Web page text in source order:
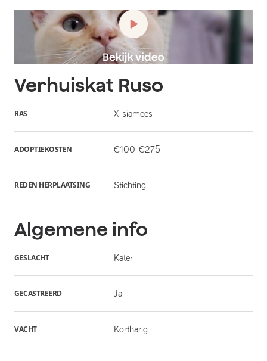
Verhuiskat Ruso
RAS X-siamees
ADOPTIEKOSTEN €100-€275
REDEN HERPLAATSING Stichting
Algemene info
GESLACHT Kater
GECASTREERD Ja
VACHT Kortharig